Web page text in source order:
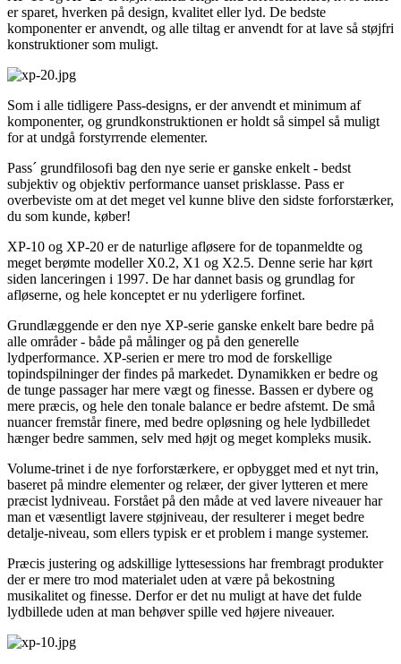
er sparet, hverken på design, kvalitet eller lyd. De bedste
komponenter er anvendt, og alle tiltag er anvendt for at lave så støjfri
konstruktioner som muligt.
Som i alle tidligere Pass-designs, er der anvendt et minimum af
komponenter, og grundkonstruktionen er holdt så simpel så muligt
for at undgå forstyrrende elementer.
Pass´ grundfilosofi bag den nye serie er ganske enkelt - bedst
subjektiv og objektiv performance uanset prisklasse. Pass er
overbeviste om at det meget vel kunne blive den sidste forforstærker,
du som kunde, køber!
XP-10 og XP-20 er de naturlige afløsere for de topanmeldte og
meget berømte modeller X0.2, X1 og X2.5. Denne serie har kørt
siden lanceringen i 1997. De har dannet basis og grundlag for
afløserne, og hele konceptet er nu yderligere forfinet.
Grundlæggende er den nye XP-serie ganske enkelt bare bedre på
alle områder - både på målinger og på den generelle
lydperformance. XP-serien er mere tro mod de forskellige
topindspilninger der findes på markedet. Dynamikken er bedre og
de tunge passager har mere vægt og finesse. Bassen er dybere og
mere præcis, og hele den tonale balance er bedre afstemt. De små
nuancer fremstår finere, med bedre opløsning og hele lydbilledet
hænger bedre sammen, selv med højt og meget kompleks musik.
Volume-trinet i de nye forforstærkere, er opbygget med et nyt trin,
baseret på mindre elementer og relæer, der giver lytteren et mere
præcist lydniveau. Forstået på den måde at ved lavere niveauer har
man et væsentligt lavere støjniveau, der resulterer i meget bedre
detalje-niveau, som ellers typisk er et problem i mange systemer.
Præcis justering og adskillige lyttesessions har frembragt produkter
der er mere tro mod materialet uden at være på bekostning
musikalitet og finesse. Derfor er det nu muligt at have det fulde
lydbillede uden at man behøver spille ved højere niveauer.